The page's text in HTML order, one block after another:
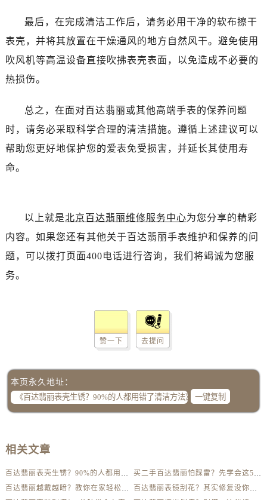
最后，在完成清洁工作后，请务必用干净的软布擦干
表壳，并将其放置在干燥通风的地方自然风干。避免使用
吹风机等高温设备直接吹拂表壳表面，以免造成不必要的
热损伤。
总之，在面对百达翡丽或其他高端手表的保养问题
时，请务必采取科学合理的清洁措施。遵循上述建议可以
帮助您更好地保护您的爱表免受损害，并延长其使用寿
命。
以上就是北京百达翡丽维修服务中心为您分享的精彩
内容。如果您还有其他关于百达翡丽手表维护和保养的问
题，可以拨打页面400电话进行咨询，我们将竭诚为您服
务。
赞一下 去提问
本页永久地址：
一键复制
相关文章
百达翡丽表壳生锈？90%的人都用错了清洁方法
买二手百达翡丽怕踩雷？先学会这5个防伪要点
百达翡丽越戴越暗？教你在家轻松恢复出厂光泽
百达翡丽表镜刮花？其实修复没你想得那么贵